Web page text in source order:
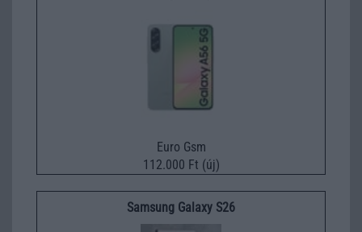
Euro Gsm
112.000 Ft (új)
Samsung Galaxy S26